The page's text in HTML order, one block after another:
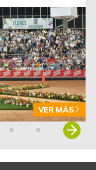
VER MÁS